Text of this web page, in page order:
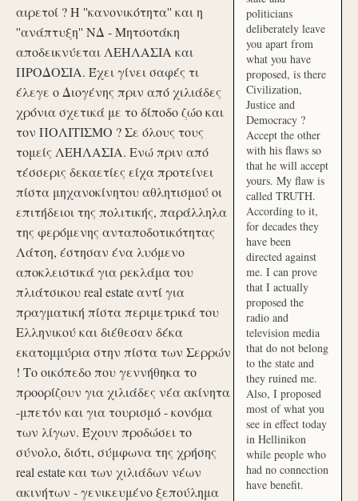
αιρετοί ? Η ''κανονικότητα'' και η
''ανάπτυξη'' ΝΔ - Μητσοτάκη
αποδεικνύεται ΛΕΗΛΑΣΙΑ και
ΠΡΟΔΟΣΙΑ. Έχει γίνει σαφές τι
έλεγε ο Διογένης πριν από χιλιάδες
χρόνια σχετικά με το δίποδο ζώο και
τον ΠΟΛΙΤΙΣΜΟ ? Σε όλους τους
τομείς ΛΕΗΛΑΣΙΑ. Ενώ πριν από
τέσσερις δεκαετίες είχα προτείνει
πίστα μηχανοκίνητου αθλητισμού οι
επιτήδειοι της πολιτικής, παράλληλα
της φερόμενης ανταποδοτικότητας
Λάτση, έστησαν ένα λυόμενο
αποκλειστικά για ρεκλάμα του
πλιάτσικου real estate αντί για
πραγματική πίστα περιμετρικά του
Ελληνικού και διέθεσαν δέκα
εκατομμύρια στην πίστα των Σερρών
! Το οικόπεδο που γεννήθηκα το
προορίζουν για χιλιάδες νέα ακίνητα
-μπετόν και για τουρισμό - κονόμα
των λίγων. Έχουν προδώσει το
σύνολο, διότι, σύμφωνα της χρήσης
real estate και των χιλιάδων νέων
ακινήτων - γενικευμένο ξεπούλημα
politicians
deliberately leave
you apart from
what you have
proposed, is there
Civilization,
Justice and
Democracy ?
Accept the other
with his flaws so
that he will accept
yours. My flaw is
called TRUTH.
According to it,
for decades they
have been
directed against
me. I can prove
that I actually
proposed the
radio and
television media
that do not belong
to the state and
they ruined me.
Also, I proposed
most of what you
see in effect today
in Hellinikon
while people who
had no connection
have benefit.